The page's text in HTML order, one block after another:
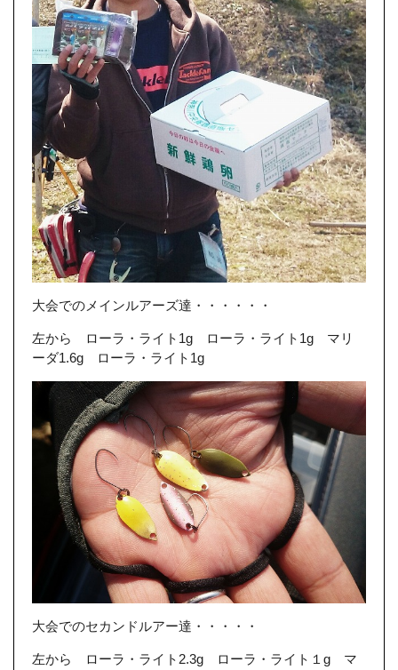
大会でのメインルアーズ達・・・・・・
左から ローラ・ライト1g ローラ・ライト1g マリ
ーダ1.6g ローラ・ライト1g
大会でのセカンドルアー達・・・・・
左から ローラ・ライト2.3g ローラ・ライト１g マ